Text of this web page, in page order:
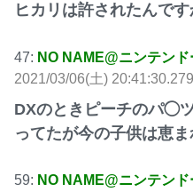
ヒカリは許されたんで
47: NO NAME@ニンテン
2021/03/06(土)
DXのときピーチのパ◯
ってたが今の子供は恵
59: NO NAME@ニンテン